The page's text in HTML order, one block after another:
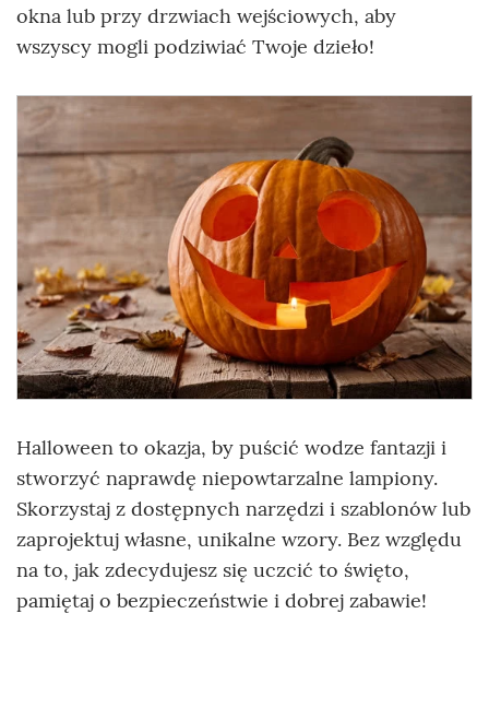
okna lub przy drzwiach wejściowych, aby
wszyscy mogli podziwiać Twoje dzieło!
Halloween to okazja, by puścić wodze fantazji i
stworzyć naprawdę niepowtarzalne lampiony.
Skorzystaj z dostępnych narzędzi i szablonów lub
zaprojektuj własne, unikalne wzory. Bez względu
na to, jak zdecydujesz się uczcić to święto,
pamiętaj o bezpieczeństwie i dobrej zabawie!